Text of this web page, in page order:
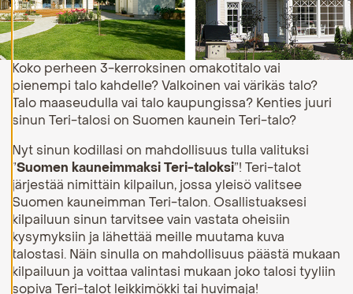
H
y
v
ä
k
s
y
k
a
k
k
i
e
v
ä
s
t
e
e
t
Koko perheen 3-kerroksinen omakotitalo vai
pienempi talo kahdelle? Valkoinen vai värikäs talo?
Talo maaseudulla vai talo kaupungissa? Kenties juuri
sinun Teri-talosi on Suomen kaunein Teri-talo?
Nyt sinun kodillasi on mahdollisuus tulla valituksi
”Suomen kauneimmaksi Teri-taloksi”! Teri-talot
järjestää nimittäin kilpailun, jossa yleisö valitsee
Suomen kauneimman Teri-talon. Osallistuaksesi
kilpailuun sinun tarvitsee vain vastata oheisiin
kysymyksiin ja lähettää meille muutama kuva
talostasi. Näin sinulla on mahdollisuus päästä mukaan
kilpailuun ja voittaa valintasi mukaan joko talosi tyyliin
sopiva Teri-talot leikkimökki tai huvimaja!